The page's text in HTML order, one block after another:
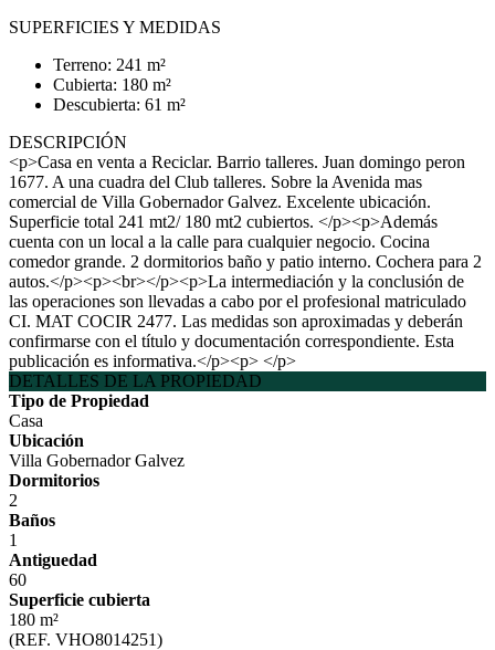
SUPERFICIES Y MEDIDAS
Terreno: 241 m²
Cubierta: 180 m²
Descubierta: 61 m²
DESCRIPCIÓN
<p>Casa en venta a Reciclar. Barrio talleres. Juan domingo peron
1677. A una cuadra del Club talleres. Sobre la Avenida mas
comercial de Villa Gobernador Galvez. Excelente ubicación.
Superficie total 241 mt2/ 180 mt2 cubiertos. </p><p>Además
cuenta con un local a la calle para cualquier negocio. Cocina
comedor grande. 2 dormitorios baño y patio interno. Cochera para 2
autos.</p><p><br></p><p>La intermediación y la conclusión de
las operaciones son llevadas a cabo por el profesional matriculado
CI. MAT COCIR 2477. Las medidas son aproximadas y deberán
confirmarse con el título y documentación correspondiente. Esta
publicación es informativa.</p><p> </p>
DETALLES DE LA PROPIEDAD
Tipo de Propiedad
Casa
Ubicación
Villa Gobernador Galvez
Dormitorios
2
Baños
1
Antiguedad
60
Superficie cubierta
180 m²
(REF. VHO8014251)